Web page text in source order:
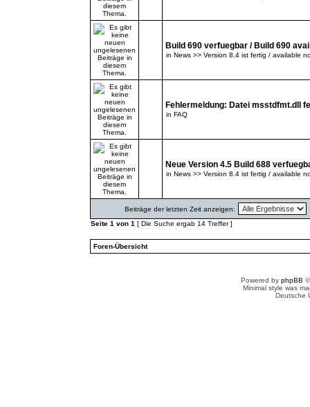
Build 690 verfuegbar / Build 690
in News >> Version 8.4 ist fertig / available
Fehlermeldung: Datei msstdfmt.dll
in FAQ
Neue Version 4.5 Build 688
in News >> Version 8.4 ist fertig / available
Beiträge der letzten Zeit anzeigen:
Seite 1 von 1 [ Die Suche ergab 14 Treffer ]
Foren-Übersicht
Powered by phpBB
Minimal style was
Deutsche